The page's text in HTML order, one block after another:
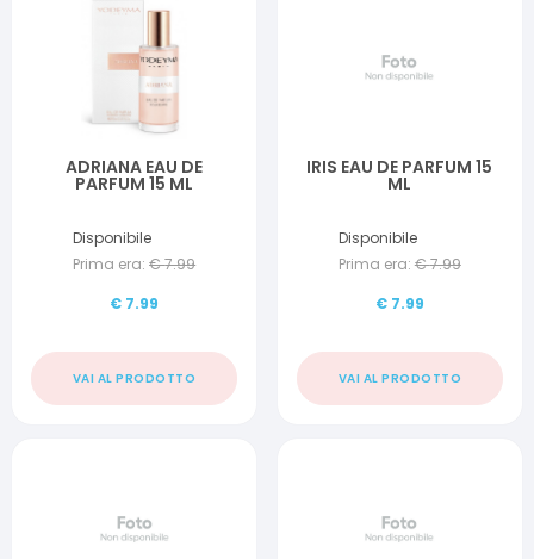
ADRIANA EAU DE
PARFUM 15 ML
Disponibile
Prima era: €7.99
€ 7.99
VAI AL PRODOTTO
IRIS EAU DE PARFUM 15
ML
Disponibile
Prima era: €7.99
€ 7.99
VAI AL PRODOTTO